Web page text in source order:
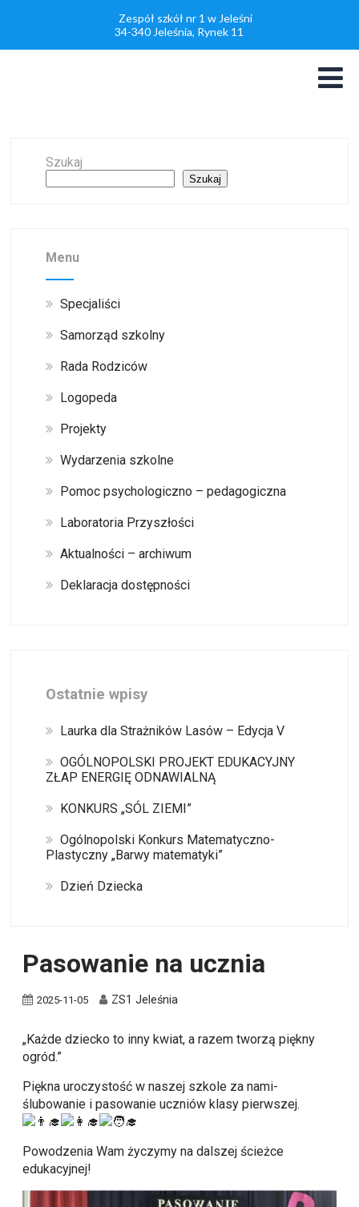
Zespół szkół nr 1 w Jeleśni
34-340 Jeleśnia, Rynek 11
Szukaj
Szukaj
Menu
Specjaliści
Samorząd szkolny
Rada Rodziców
Logopeda
Projekty
Wydarzenia szkolne
Pomoc psychologiczno – pedagogiczna
Laboratoria Przyszłości
Aktualności – archiwum
Deklaracja dostępności
Ostatnie wpisy
Laurka dla Strażników Lasów – Edycja V
OGÓLNOPOLSKI PROJEKT EDUKACYJNY
ZŁAP ENERGIĘ ODNAWIALNĄ
KONKURS „SÓL ZIEMI”
Ogólnopolski Konkurs Matematyczno-
Plastyczny „Barwy matematyki”
Dzień Dziecka
Pasowanie na ucznia
2025-11-05 ZS1 Jeleśnia
„Każde dziecko to inny kwiat, a razem tworzą piękny
ogród.”
Piękna uroczystość w naszej szkole za nami-
ślubowanie i pasowanie uczniów klasy pierwszej.
Powodzenia Wam życzymy na dalszej ścieżce
edukacyjnej!